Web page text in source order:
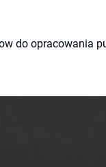
do opracowania